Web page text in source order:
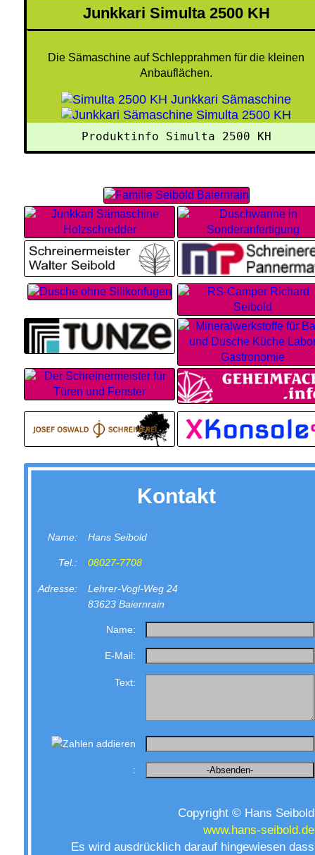
Junkkari Simulta 2500 KH
Die Sämaschine auf Schlepprahmen für die kleinen
Anbauflächen.
Produktinfo Simulta 2500 KH
Kontakt
Name: Hans Seibold
Tel.: 08027-7708
Adresse:
Lehrer-Vogl-Weg 24
83623 Baiernrain
Name:
E-Mail:
Text:
:
Copyright © Hans Seibold
www.hans-seibold.de
Es wird ausdrücklich darauf hingewiesen dass